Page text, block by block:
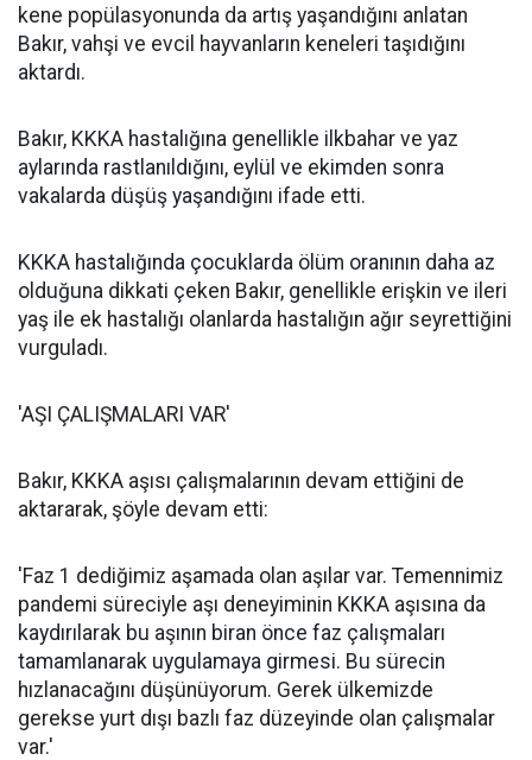
kene popülasyonunda da artış yaşandığını anlatan
Bakır, vahşi ve evcil hayvanların keneleri taşıdığını
aktardı.
Bakır, KKKA hastalığına genellikle ilkbahar ve yaz
aylarında rastlanıldığını, eylül ve ekimden sonra
vakalarda düşüş yaşandığını ifade etti.
KKKA hastalığında çocuklarda ölüm oranının daha az
olduğuna dikkati çeken Bakır, genellikle erişkin ve ileri
yaş ile ek hastalığı olanlarda hastalığın ağır seyrettiğini
vurguladı.
'AŞI ÇALIŞMALARI VAR'
Bakır, KKKA aşısı çalışmalarının devam ettiğini de
aktararak, şöyle devam etti:
'Faz 1 dediğimiz aşamada olan aşılar var. Temennimiz
pandemi süreciyle aşı deneyiminin KKKA aşısına da
kaydırılarak bu aşının biran önce faz çalışmaları
tamamlanarak uygulamaya girmesi. Bu sürecin
hızlanacağını düşünüyorum. Gerek ülkemizde
gerekse yurt dışı bazlı faz düzeyinde olan çalışmalar
var.'